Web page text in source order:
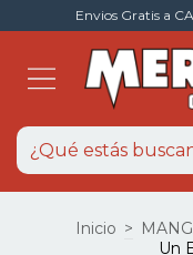
Envios Gratis a
Inicio >
Un